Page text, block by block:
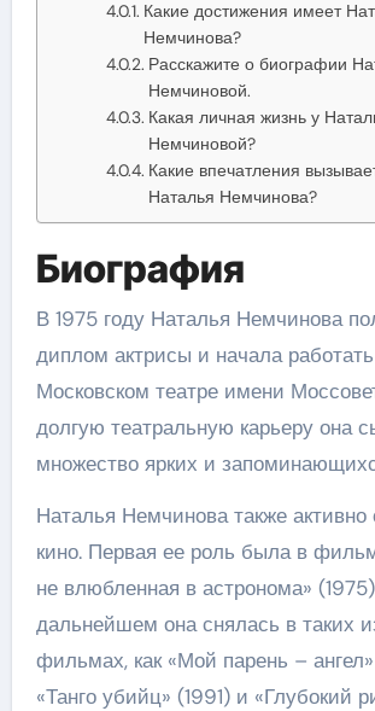
Какие достижения имеет
Немчинова?
Расскажите о биографии
Немчиновой.
Какая личная жизнь у
Немчиновой?
Какие впечатления
Наталья Немчинова?
Биография
В 1975 году Наталья Немчинова
диплом актрисы и начала
Московском театре имени
долгую театральную карьеру она
множество ярких и
Наталья Немчинова также
кино. Первая ее роль была в
не влюбленная в астронома»
дальнейшем она снялась в таких
фильмах, как «Мой парень –
«Танго убийц» (1991) и «Глубокий